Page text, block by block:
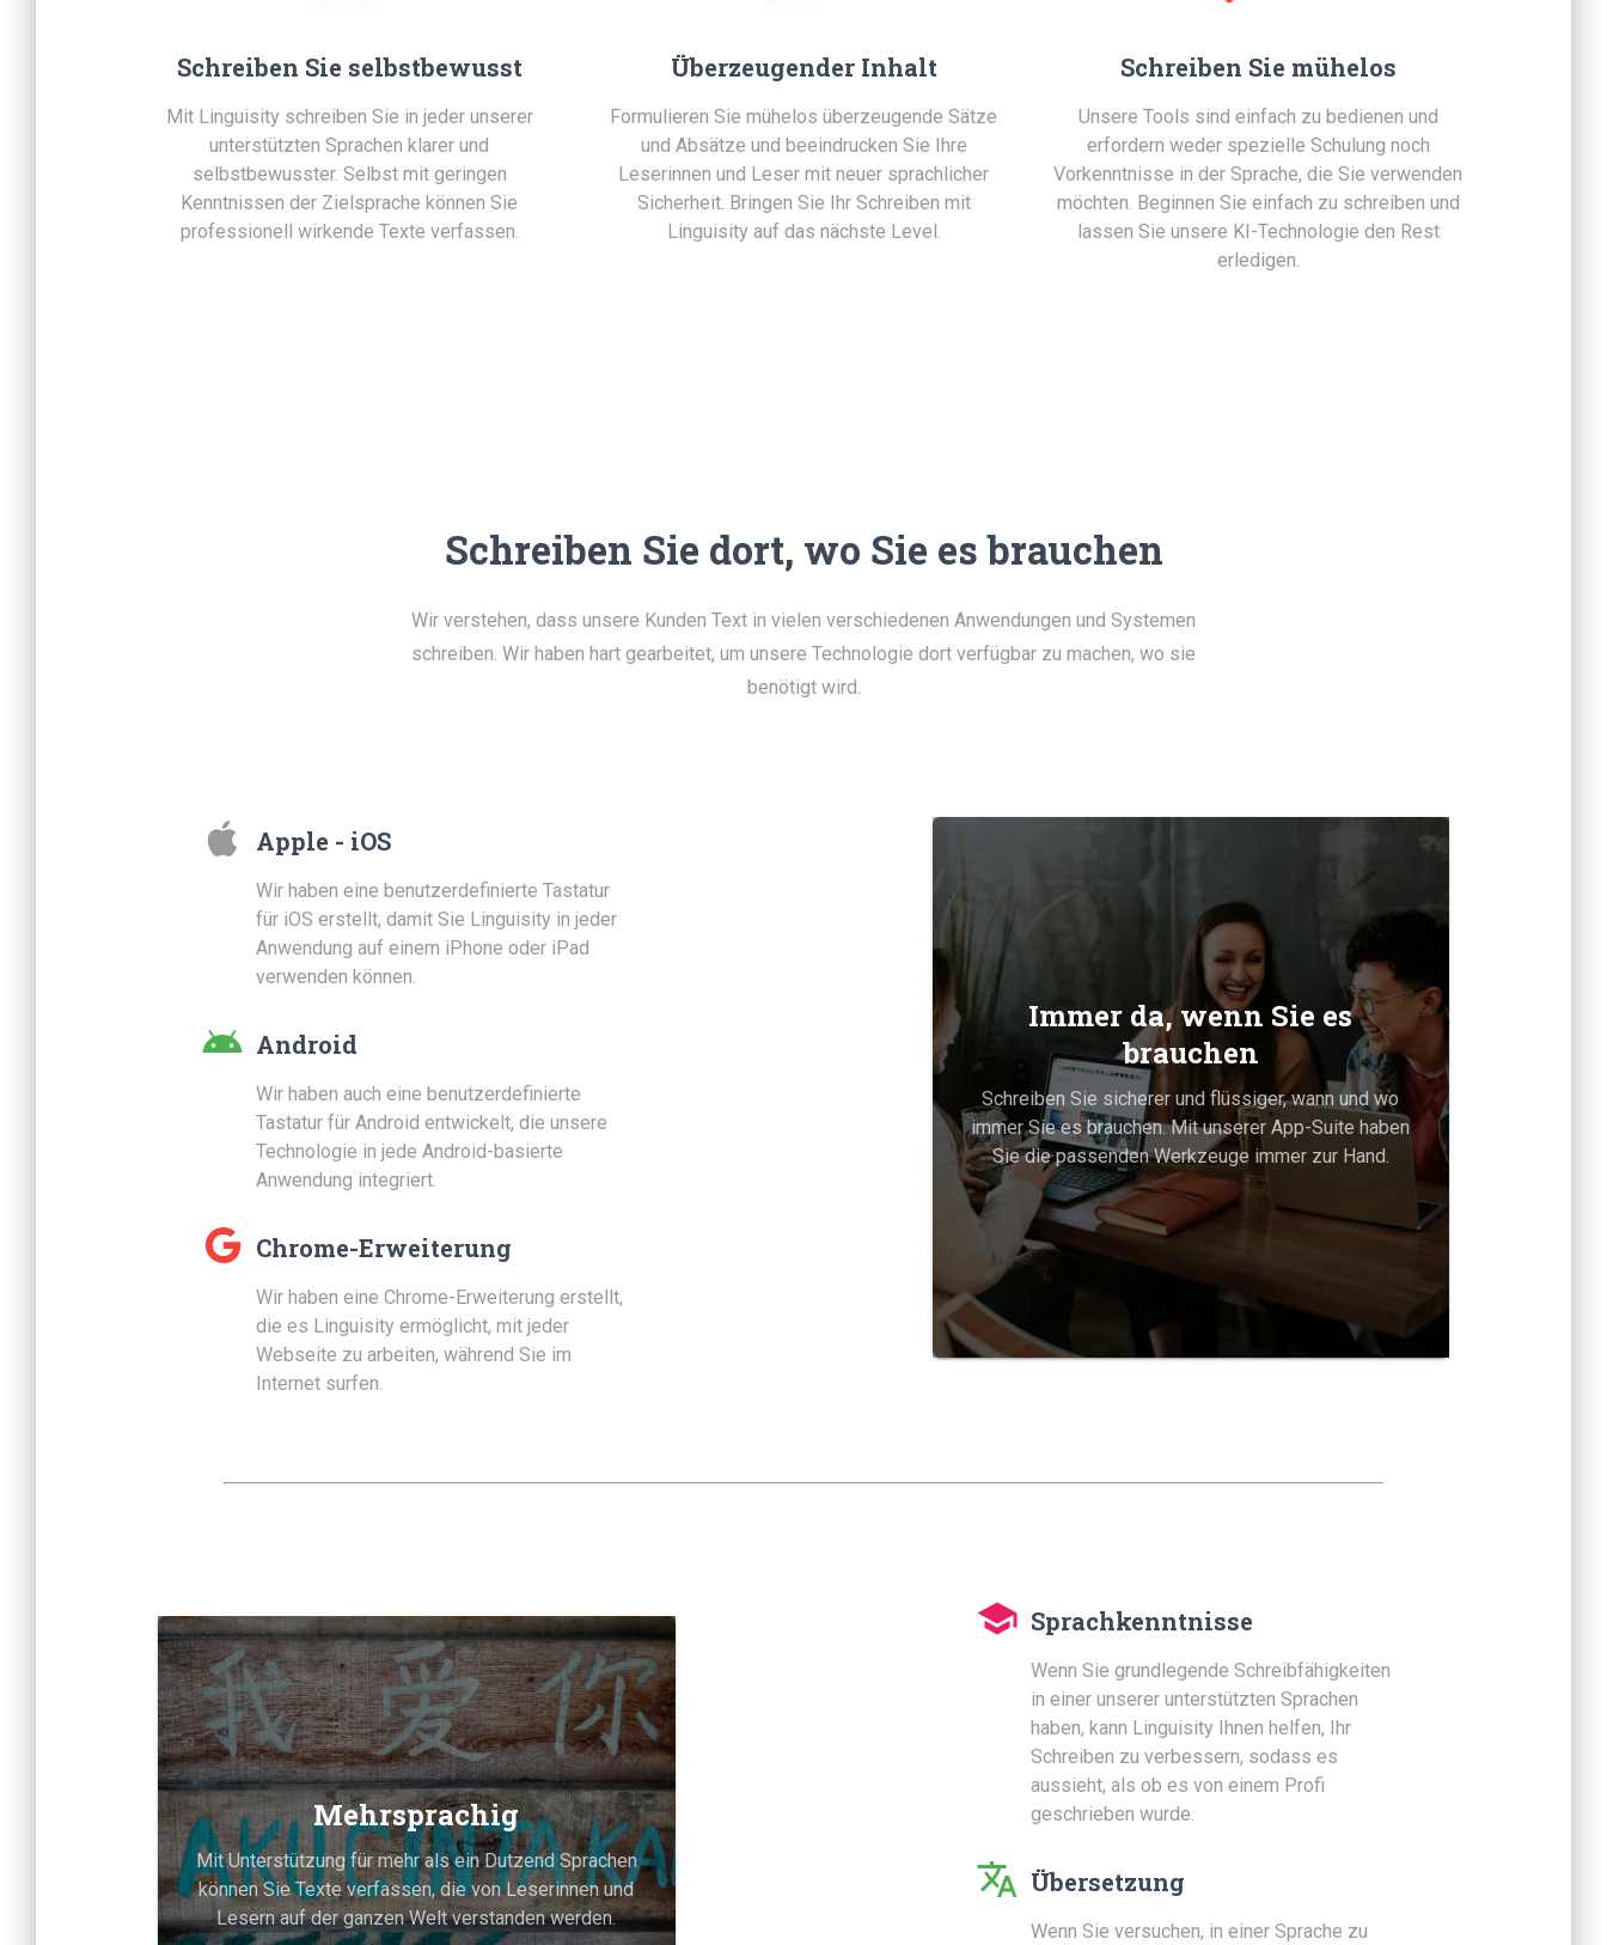
Schreiben Sie selbstbewusst
Mit Linguisity schreiben Sie in jeder unserer
unterstützten Sprachen klarer und
selbstbewusster. Selbst mit geringen
Kenntnissen der Zielsprache können Sie
professionell wirkende Texte verfassen.
Überzeugender Inhalt
Formulieren Sie mühelos überzeugende Sätze
und Absätze und beeindrucken Sie Ihre
Leserinnen und Leser mit neuer sprachlicher
Sicherheit. Bringen Sie Ihr Schreiben mit
Linguisity auf das nächste Level.
Schreiben Sie mühelos
Unsere Tools sind einfach zu bedienen und
erfordern weder spezielle Schulung noch
Vorkenntnisse in der Sprache, die Sie verwenden
möchten. Beginnen Sie einfach zu schreiben und
lassen Sie unsere KI-Technologie den Rest
erledigen.
Schreiben Sie dort, wo Sie es brauchen
Wir verstehen, dass unsere Kunden Text in vielen verschiedenen Anwendungen und Systemen
schreiben. Wir haben hart gearbeitet, um unsere Technologie dort verfügbar zu machen, wo sie
benötigt wird.
Apple - iOS
Wir haben eine benutzerdefinierte Tastatur
für iOS erstellt, damit Sie Linguisity in jeder
Anwendung auf einem iPhone oder iPad
verwenden können.
Android
Wir haben auch eine benutzerdefinierte
Tastatur für Android entwickelt, die unsere
Technologie in jede Android-basierte
Anwendung integriert.
Chrome-Erweiterung
Wir haben eine Chrome-Erweiterung erstellt,
die es Linguisity ermöglicht, mit jeder
Webseite zu arbeiten, während Sie im
Internet surfen.
Immer da, wenn Sie es
brauchen
Schreiben Sie sicherer und flüssiger, wann und wo
immer Sie es brauchen. Mit unserer App-Suite haben
Sie die passenden Werkzeuge immer zur Hand.
Mehrsprachig
Mit Unterstützung für mehr als ein Dutzend Sprachen
können Sie Texte verfassen, die von Leserinnen und
Lesern auf der ganzen Welt verstanden werden.
Sprachkenntnisse
Wenn Sie grundlegende Schreibfähigkeiten
in einer unserer unterstützten Sprachen
haben, kann Linguisity Ihnen helfen, Ihr
Schreiben zu verbessern, sodass es
aussieht, als ob es von einem Profi
geschrieben wurde.
Übersetzung
Wenn Sie versuchen, in einer Sprache zu